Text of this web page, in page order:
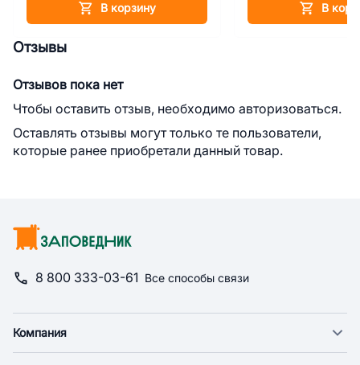
В корзину В
Отзывы
Отзывов пока нет
Чтобы оставить отзыв, необходимо авторизоваться.
Оставлять отзывы могут только те пользователи,
которые ранее приобретали данный товар.
8 800 333-03-61 Все способы связи
Компания